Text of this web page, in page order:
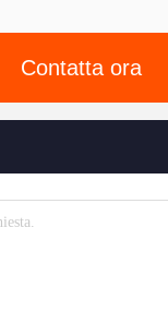
Contatta ora